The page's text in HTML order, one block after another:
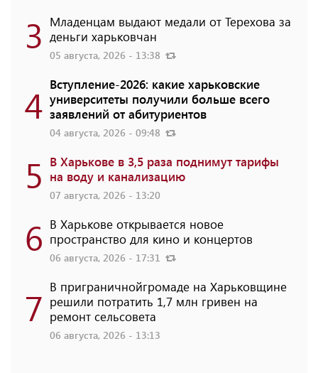
3 Младенцам выдают медали от Терехова за
деньги харьковчан
05 августа, 2026 - 13:38
4 Вступление-2026: какие харьковские
университеты получили больше всего
заявлений от абитуриентов
04 августа, 2026 - 09:48
5 В Харькове в 3,5 раза поднимут тарифы
на воду и канализацию
07 августа, 2026 - 13:20
6 В Харькове открывается новое
пространство для кино и концертов
06 августа, 2026 - 17:31
7 В приграничнойгромаде на Харьковщине
решили потратить 1,7 млн ​​гривен на
ремонт сельсовета
06 августа, 2026 - 13:13